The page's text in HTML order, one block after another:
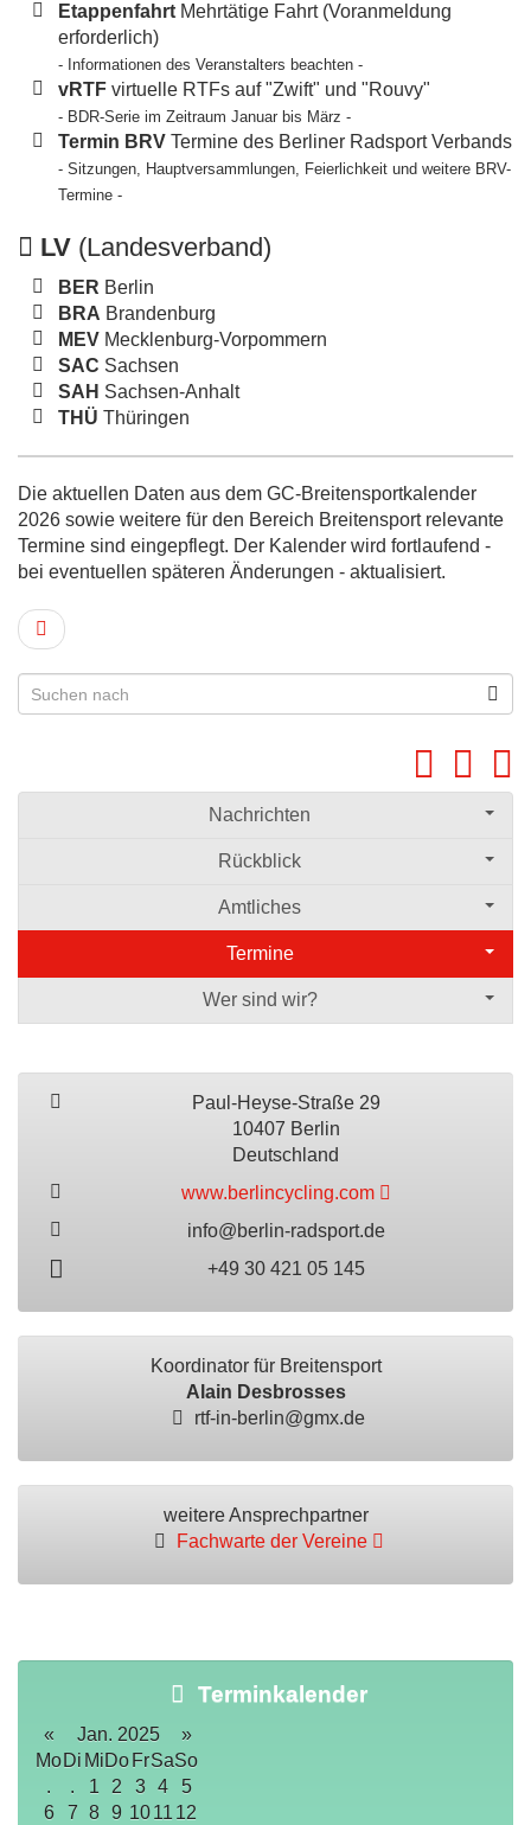
Etappenfahrt Mehrtätige Fahrt (Voranmeldung
erforderlich)
- Informationen des Veranstalters beachten -
vRTF virtuelle RTFs auf "Zwift" und "Rouvy"
- BDR-Serie im Zeitraum Januar bis März -
Termin BRV Termine des Berliner Radsport Verbands
- Sitzungen, Hauptversammlungen, Feierlichkeit und weitere BRV-
Termine -
LV (Landesverband)
BER Berlin
BRA Brandenburg
MEV Mecklenburg-Vorpommern
SAC Sachsen
SAH Sachsen-Anhalt
THÜ Thüringen
Die aktuellen Daten aus dem GC-Breitensportkalender
2026 sowie weitere für den Bereich Breitensport relevante
Termine sind eingepflegt. Der Kalender wird fortlaufend -
bei eventuellen späteren Änderungen - aktualisiert.
Nachrichten
Rückblick
Amtliches
Termine
Wer sind wir?
Paul-Heyse-Straße 29
10407 Berlin
Deutschland
www.berlincycling.com
info@berlin-radsport.de
+49 30 421 05 145
Koordinator für Breitensport
Alain Desbrosses
rtf-in-berlin@gmx.de
weitere Ansprechpartner
Fachwarte der Vereine
Terminkalender
« Jan. 2025
»
MoDi MiDo FrSaSo
.
. 1 2 3 4
5
6
7 8 9 1011 12